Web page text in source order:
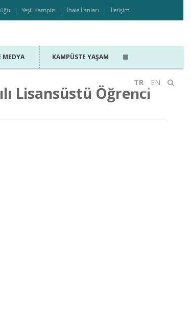
Yeşil Kampüs İhale İlanları İletişim
TR EN
MEDYA KAMPÜSTE YAŞAM
Lisansüstü Öğrenci